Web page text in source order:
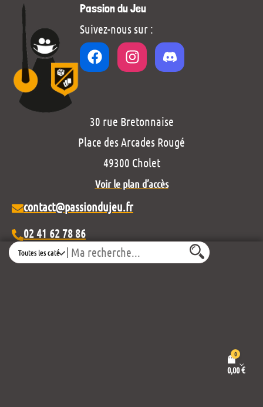
Search
0
0,00€
Passion du Jeu
Suivez-nous sur :
30 rue Bretonnaise
Place des Arcades Rougé
49300 Cholet
Voir le plan d’accès
contact@passiondujeu.fr
02 41 62 78 86
Ouvert du lundi au samedi